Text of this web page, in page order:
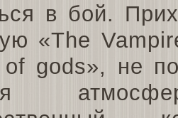
в бой.
«The
gods», не